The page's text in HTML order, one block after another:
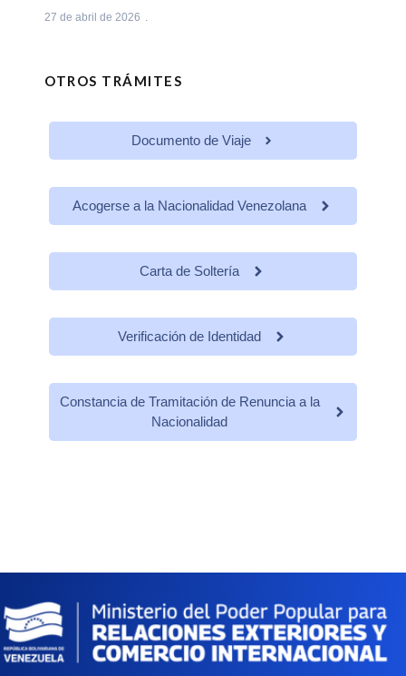
27 de abril de 2026
OTROS TRÁMITES
Documento de Viaje
Acogerse a la Nacionalidad Venezolana
Carta de Soltería
Verificación de Identidad
Constancia de Tramitación de Renuncia a la
Nacionalidad